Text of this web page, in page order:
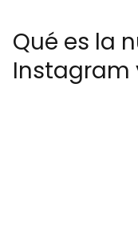
Qué es la
Instagram